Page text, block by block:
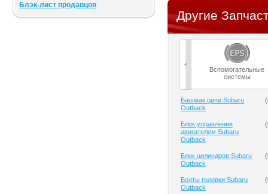
Блэк-лист продавцов
Другие
Вспомогательные
системы
Башмак цепи Subaru
Outback
(
Блок управления
двигателем Subaru
Outback
(
Блок цилиндров Subaru
Outback
(
Болты головки Subaru
Outback
(